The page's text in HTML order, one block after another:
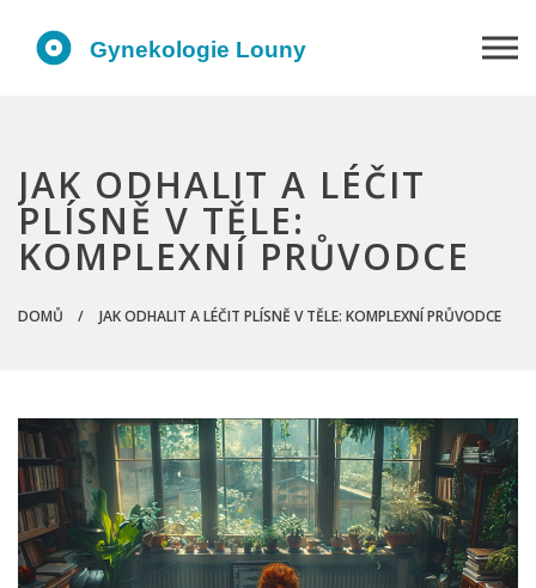
JAK ODHALIT A LÉČIT
PLÍSNĚ V TĚLE:
KOMPLEXNÍ PRŮVODCE
DOMŮ JAK ODHALIT A LÉČIT PLÍSNĚ V TĚLE: KOMPLEXNÍ PRŮVODCE